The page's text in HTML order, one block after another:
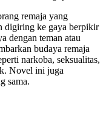
remaja yang
digiring ke gaya berpikir
dengan teman atau
budaya remaja
narkoba, seksualitas,
Novel ini juga
sama.